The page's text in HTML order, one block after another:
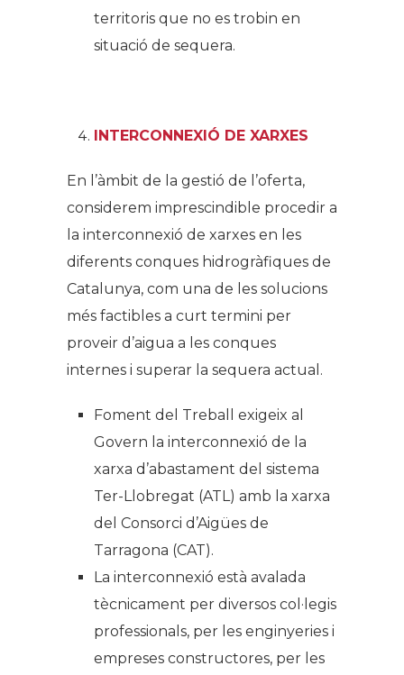
territoris que no es trobin en
situació de sequera.
INTERCONNEXIÓ DE XARXES
En l’àmbit de la gestió de l’oferta,
considerem imprescindible procedir a
la interconnexió de xarxes en les
diferents conques hidrogràfiques de
Catalunya, com una de les solucions
més factibles a curt termini per
proveir d’aigua a les conques
internes i superar la sequera actual.
Foment del Treball exigeix al
Govern la interconnexió de la
xarxa d’abastament del sistema
Ter-Llobregat (ATL) amb la xarxa
del Consorci d’Aigües de
Tarragona (CAT).
La interconnexió està avalada
tècnicament per diversos col·legis
professionals, per les enginyeries i
empreses constructores, per les